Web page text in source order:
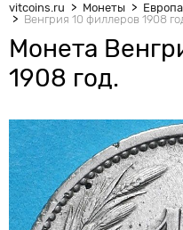
vitcoins.ru Монеты Европа
Венгрия 10 филлеров 1908
Монета
1908 год.